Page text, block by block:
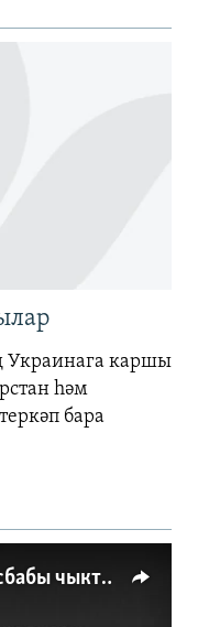
Украинага каршы
һәм
бара
Азатлыкның яңартылган әсбабы чыкты